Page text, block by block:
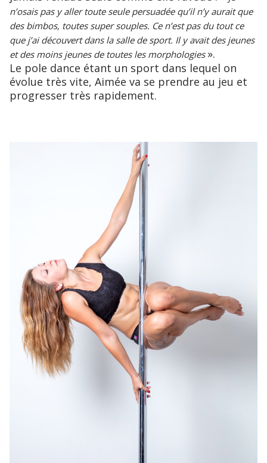
n’osais pas y aller toute seule persuadée qu’il n’y aurait que
des bimbos, toutes super souples. Ce n’est pas du tout ce
que j’ai découvert dans la salle de sport. Il y avait des jeunes
et des moins jeunes de toutes les morphologies ».
Le pole dance étant un sport dans lequel on
évolue très vite, Aimée va se prendre au jeu et
progresser très rapidement.